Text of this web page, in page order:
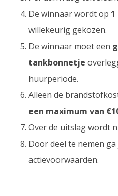
De winnaar wordt op
willekeurig gekozen.
De winnaar moet een
tankbonnetje
huurperiode.
Alleen de
een maximum van
Over de uitslag wordt
Door deel te nemen
actievoorwaarden.